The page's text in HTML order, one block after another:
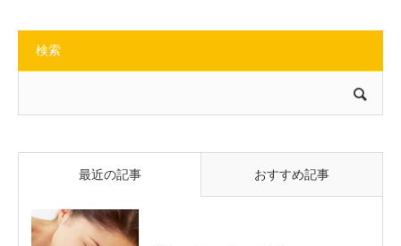
検索
最近の記事 おすすめ記事